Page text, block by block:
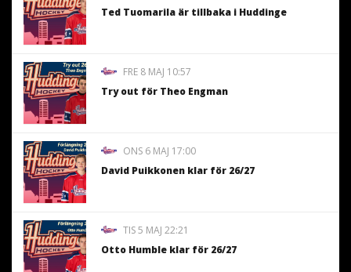
Ted Tuomarila är tillbaka i Huddinge
FRE 8 MAJ 10:57
Try out för Theo Engman
ONS 6 MAJ 17:00
David Puikkonen klar för 26/27
TIS 5 MAJ 22:21
Otto Humble klar för 26/27